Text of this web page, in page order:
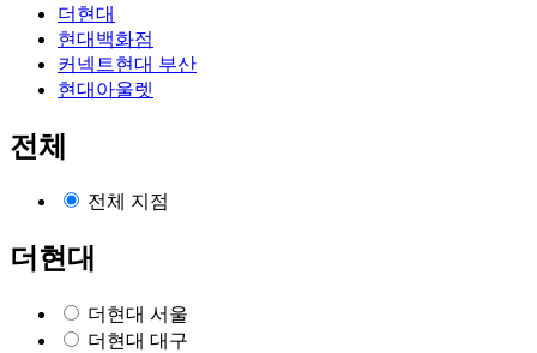
더현대
현대백화점
커넥트현대 부산
현대아울렛
전체
전체 지점
더현대
더현대 서울
더현대 대구